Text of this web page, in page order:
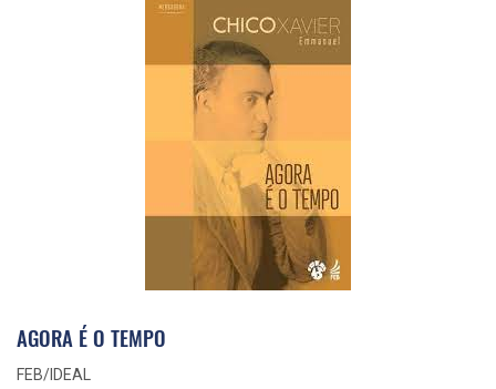
AGORA É O TEMPO
FEB/IDEAL